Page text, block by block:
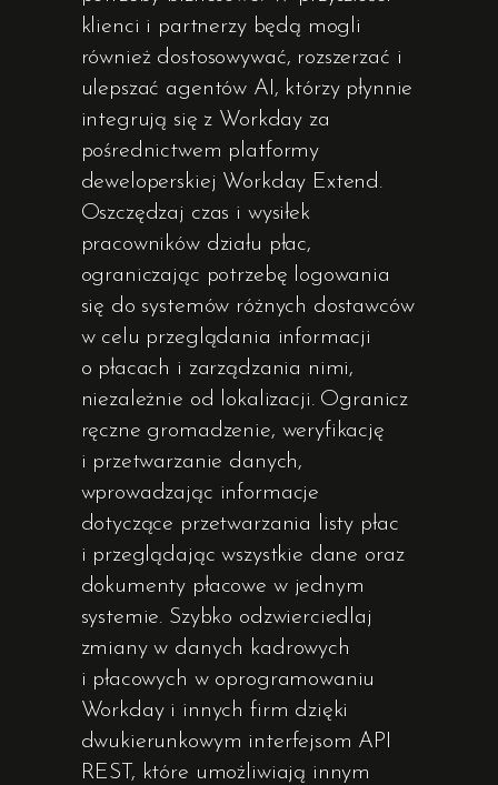
klienci i partnerzy będą mogli
również dostosowywać, rozszerzać i
ulepszać agentów AI, którzy płynnie
integrują się z Workday za
pośrednictwem platformy
deweloperskiej Workday Extend.
Oszczędzaj czas i wysiłek
pracowników działu płac,
ograniczając potrzebę logowania
się do systemów różnych dostawców
w celu przeglądania informacji
o płacach i zarządzania nimi,
niezależnie od lokalizacji. Ogranicz
ręczne gromadzenie, weryfikację
i przetwarzanie danych,
wprowadzając informacje
dotyczące przetwarzania listy płac
i przeglądając wszystkie dane oraz
dokumenty płacowe w jednym
systemie. Szybko odzwierciedlaj
zmiany w danych kadrowych
i płacowych w oprogramowaniu
Workday i innych firm dzięki
dwukierunkowym interfejsom API
REST, które umożliwiają innym